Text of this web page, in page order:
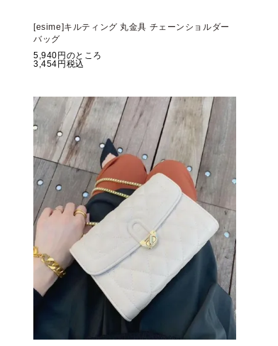
[esime]キルティング 丸金具 チェーンショルダー
バッグ
5,940
のところ
3,454
税込